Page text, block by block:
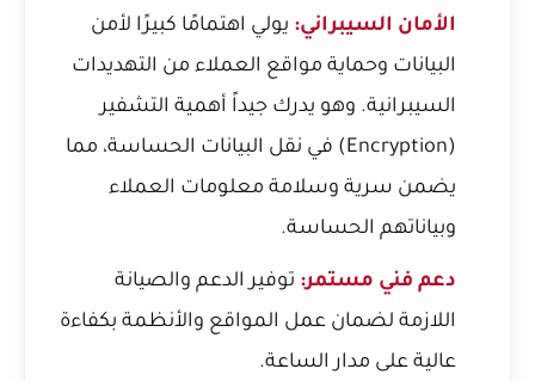
الأمان السيبراني: يولي اهتمامًا كبيرًا لأمن
البيانات وحماية مواقع العملاء من التهديدات
السيبرانية. وهو يدرك جيداً أهمية التشفير
(Encryption) في نقل البيانات الحساسة
، مما
يضمن سرية وسلامة معلومات العملاء
وبياناتهم الحساسة.
دعم فني مستمر: توفير الدعم والصيانة
اللازمة لضمان عمل المواقع والأنظمة بكفاءة
عالية على مدار الساعة.